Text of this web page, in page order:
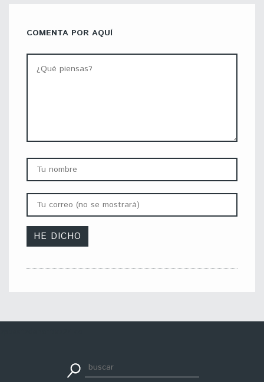
COMENTA POR AQUÍ